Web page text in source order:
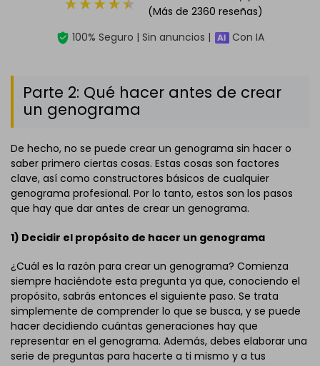
(Más de 2360 reseñas)
100% Seguro | Sin anuncios |
Con IA
Parte 2: Qué hacer antes de crear
un genograma
De hecho, no se puede crear un genograma sin hacer o
saber primero ciertas cosas. Estas cosas son factores
clave, así como constructores básicos de cualquier
genograma profesional. Por lo tanto, estos son los pasos
que hay que dar antes de crear un genograma.
1) Decidir el propósito de hacer un genograma
¿Cuál es la razón para crear un genograma? Comienza
siempre haciéndote esta pregunta ya que, conociendo el
propósito, sabrás entonces el siguiente paso. Se trata
simplemente de comprender lo que se busca, y se puede
hacer decidiendo cuántas generaciones hay que
representar en el genograma. Además, debes elaborar una
serie de preguntas para hacerte a ti mismo y a tus